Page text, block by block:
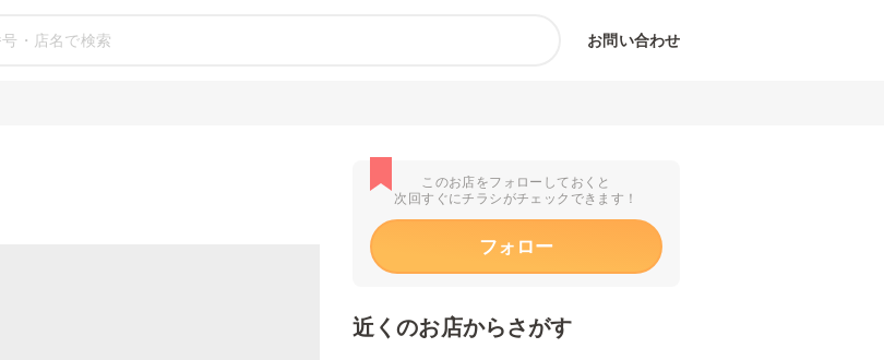
お問い合わせ
このお店をフォローしておくと
次回すぐにチラシがチェックできます！
フォロー
近くのお店からさがす